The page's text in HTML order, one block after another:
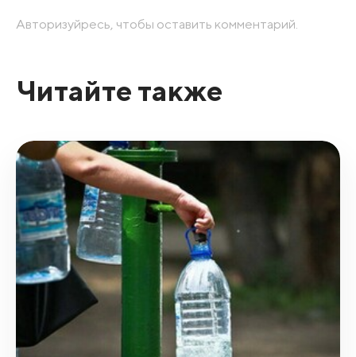
Авторизуйресь, чтобы оставить комментарий.
Читайте также